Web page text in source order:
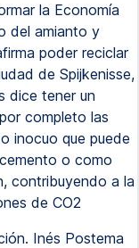
la Economía
del amianto y
poder reciclar
de Spijkenisse,
dice tener un
completo las
inocuo que puede
o como
contribuyendo a la
de CO2
Inés Postema